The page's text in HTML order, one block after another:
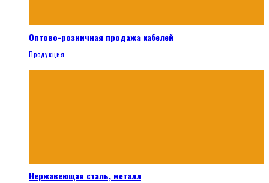
Оптово-розничная продажа кабелей
Продукция
Нержавеющая сталь, металл